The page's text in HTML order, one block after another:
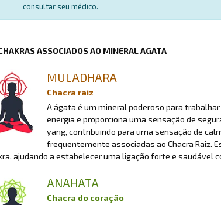
consultar seu médico.
ASSOCIADOS AO MINERAL AGATA
MULADHARA
Chacra raiz
A ágata é um mineral poderoso para
energia e proporciona uma sensação de
yang, contribuindo para uma sensação de
frequentemente associadas ao Chacra Raiz.
ajudando a estabelecer uma ligação forte e saudável
ANAHATA
Chacra do coração